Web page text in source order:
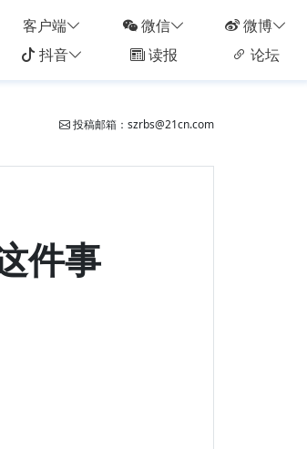
客户端 微信
微博
抖音
读报 论坛
投稿邮箱：szrbs@21cn.com
件事